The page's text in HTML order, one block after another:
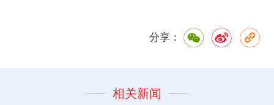
分享：
相关新闻